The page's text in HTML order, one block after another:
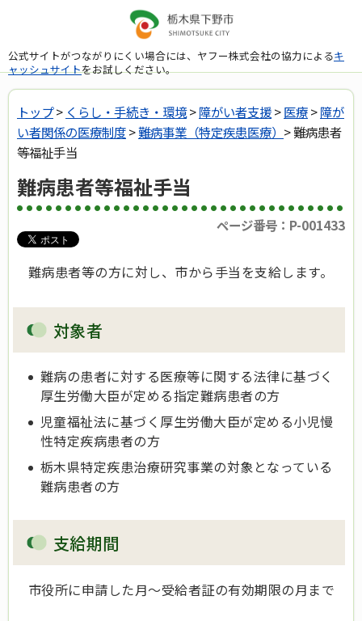
公式サイトがつながりにくい場合には、ヤフー株式会社の協力によるキ
ャッシュサイトをお試しください。
トップ> くらし・手続き・環境>障がい者支援>医療>障が
い者関係の医療制度>難病事業（特定疾患医療） > 難病患者
等福祉手当
難病患者等福祉手当
ページ番号：P-001433
難病患者等の方に対し、市から手当を支給します。
対象者
難病の患者に対する医療等に関する法律に基づく
厚生労働大臣が定める指定難病患者の方
児童福祉法に基づく厚生労働大臣が定める小児慢
性特定疾病患者の方
栃木県特定疾患治療研究事業の対象となっている
難病患者の方
支給期間
市役所に申請した月～受給者証の有効期限の月まで